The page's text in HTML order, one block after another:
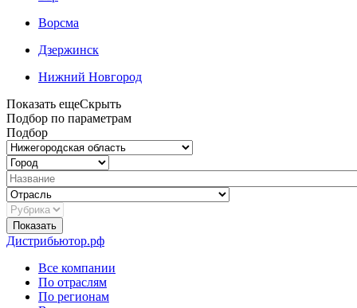
Ворсма
Дзержинск
Нижний Новгород
Показать ещеСкрыть
Подбор по параметрам
Подбор
Показать
Дистрибьютор.рф
Все компании
По отраслям
По регионам